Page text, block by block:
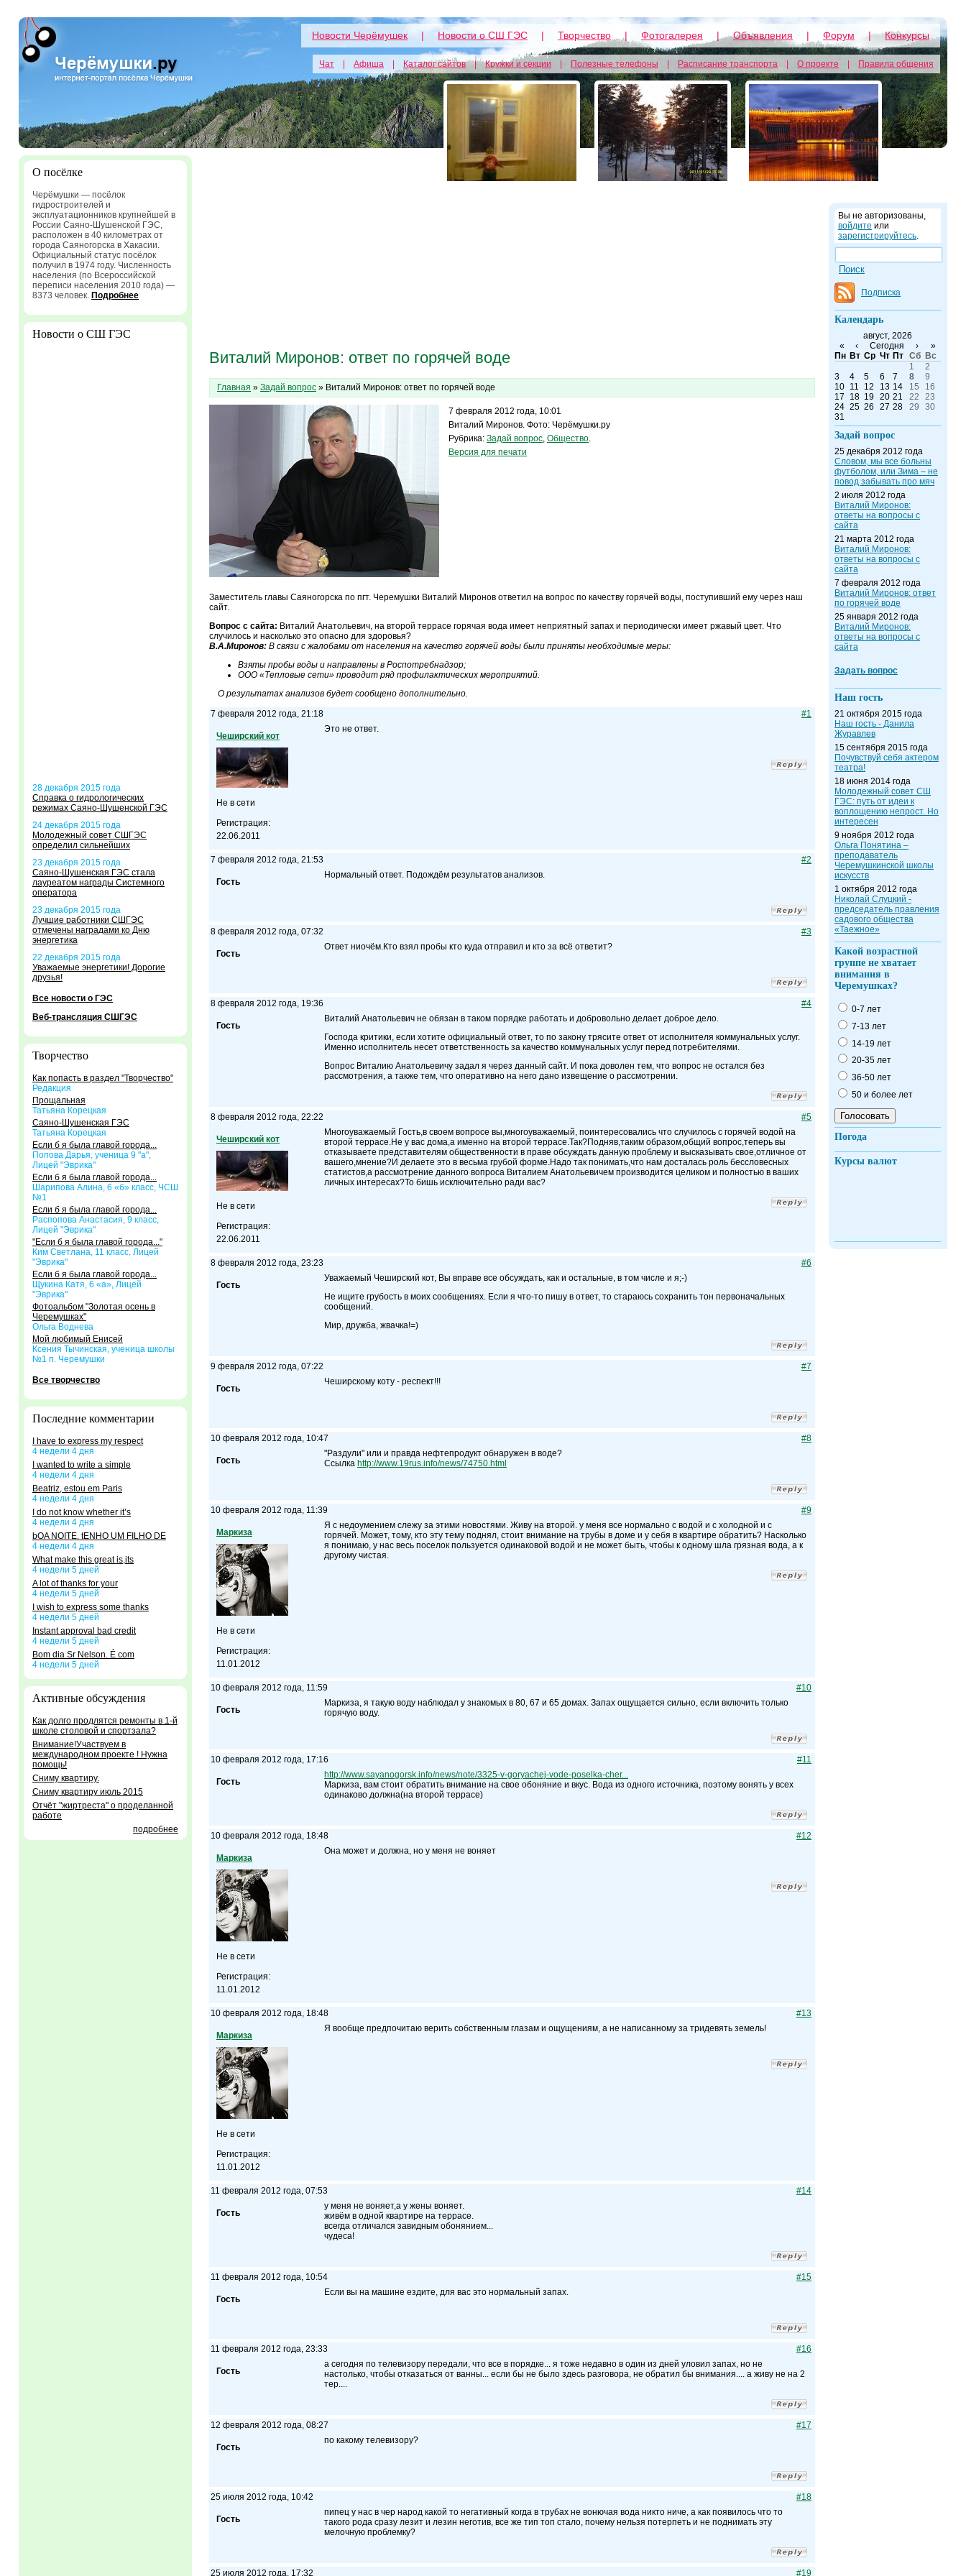
Новости Черёмушек | Новости о СШ ГЭС | Творчество | Фотогалерея | Объявления | Форум | Конкурсы
Чат Афиша Каталог сайтов | Кружки и секции Полезные телефоны Расписание транспорта О проекте Правила общения
Вы не авторизованы,
войдите или
зарегистрируйтесь.
Подписка
Календарь
август, 2026
«
‹ Сегодня ›
»
Пн Вт Ср Чт Пт Сб Вс
1
2
3
4 5 6 7 8
9
10 11 12 13 14 15
16
17
18 19 20 21 22
23
24 25 26 27 28 29
30
31
Задай вопрос
25 декабря 2012 года
Словом, мы все больны
футболом, или Зима – не
повод забывать про мяч
2 июля 2012 года
Виталий Миронов:
ответы на вопросы с
сайта
21 марта 2012 года
Виталий Миронов:
ответы на вопросы с
сайта
7 февраля 2012 года
Виталий Миронов: ответ
по горячей воде
25 января 2012 года
Виталий Миронов:
ответы на вопросы с
сайта
Задать вопрос
Наш гость
21 октября 2015 года
Наш гость - Данила
Журавлев
15 сентября 2015 года
Почувствуй себя актером
театра!
18 июня 2014 года
Молодежный совет СШ
ГЭС: путь от идеи к
воплощению непрост. Но
интересен
9 ноября 2012 года
Ольга Понятина –
преподаватель
Черемушкинской школы
искусств
1 октября 2012 года
Николай Слуцкий -
председатель правления
садового общества
«Таежное»
Какой возрастной
группе не хватает
внимания в
Черемушках?
0-7 лет
7-13 лет
14-19 лет
20-35 лет
36-50 лет
50 и более лет
Погода
Курсы валют
О посёлке
Черёмушки — посёлок
гидростроителей и
эксплуатационников крупнейшей в
России Саяно-Шушенской ГЭС,
расположен в 40 километрах от
города Саяногорска в Хакасии.
Официальный статус посёлок
получил в 1974 году. Численность
населения (по Всероссийской
переписи населения 2010 года) —
8373 человек. Подробнее
Новости о СШ ГЭС
28 декабря 2015 года
Справка о гидрологических
режимах Саяно-Шушенской ГЭС
24 декабря 2015 года
Молодежный совет СШГЭС
определил сильнейших
23 декабря 2015 года
Саяно-Шушенская ГЭС стала
лауреатом награды Системного
оператора
23 декабря 2015 года
Лучшие работники СШГЭС
отмечены наградами ко Дню
энергетика
22 декабря 2015 года
Уважаемые энергетики! Дорогие
друзья!
Все новости о ГЭС
Веб-трансляция СШГЭС
Творчество
Как попасть в раздел "Творчество"
Редакция
Прощальная
Татьяна Корецкая
Саяно-Шушенская ГЭС
Татьяна Корецкая
Если б я была главой города...
Попова Дарья, ученица 9 "а",
Лицей "Эврика"
Если б я была главой города...
Шарипова Алина, 6 «б» класс, ЧСШ
№1
Если б я была главой города...
Распопова Анастасия, 9 класс,
Лицей "Эврика"
"Если б я была главой города..."
Ким Светлана, 11 класс, Лицей
"Эврика"
Если б я была главой города...
Щукина Катя, 6 «а», Лицей
"Эврика"
Фотоальбом "Золотая осень в
Черемушках"
Ольга Воднева
Мой любимый Енисей
Ксения Тычинская, ученица школы
№1 п. Черемушки
Все творчество
Последние комментарии
I have to express my respect
4 недели 4 дня
I wanted to write a simple
4 недели 4 дня
Beatriz, estou em Paris
4 недели 4 дня
I do not know whether it’s
4 недели 4 дня
bOA NOITE. tENHO UM FILHO DE
4 недели 4 дня
What make this great is,its
4 недели 5 дней
A lot of thanks for your
4 недели 5 дней
I wish to express some thanks
4 недели 5 дней
Instant approval bad credit
4 недели 5 дней
Bom dia Sr Nelson. É com
4 недели 5 дней
Активные обсуждения
Как долго продлятся ремонты в 1-й
школе столовой и спортзала?
Внимание!Участвуем в
международном проекте ! Нужна
помощь!
Сниму квартиру.
Сниму квартиру июль 2015
Отчёт "жиртреста" о проделанной
работе
подробнее
Виталий Миронов: ответ по горячей воде
Главная » Задай вопрос » Виталий Миронов: ответ по горячей воде
7 февраля 2012 года, 10:01
Виталий Миронов. Фото: Черёмушки.ру
Рубрика: Задай вопрос, Общество.
Версия для печати
Заместитель главы Саяногорска по пгт. Черемушки Виталий Миронов ответил на вопрос по качеству горячей воды, поступивший ему через наш
сайт.
Вопрос с сайта: Виталий Анатольевич, на второй террасе горячая вода имеет неприятный запах и периодически имеет ржавый цвет. Что
случилось и насколько это опасно для здоровья?
В.А.Миронов: В связи с жалобами от населения на качество горячей воды были приняты необходимые меры:
Взяты пробы воды и направлены в Роспотребнадзор;
ООО «Тепловые сети» проводит ряд профилактических мероприятий.
О результатах анализов будет сообщено дополнительно.
7 февраля 2012 года, 21:18
#1
Чеширский кот
Не в сети
Регистрация:
22.06.2011
Это не ответ.
7 февраля 2012 года, 21:53 #2
Гость
Нормальный ответ. Подождём результатов анализов.
8 февраля 2012 года, 07:32 #3
Гость
Ответ ниочём.Кто взял пробы кто куда отправил и кто за всё ответит?
8 февраля 2012 года, 19:36 #4
Гость
Виталий Анатольевич не обязан в таком порядке работать и добровольно делает доброе дело.
Господа критики, если хотите официальный ответ, то по закону трясите ответ от исполнителя коммунальных услуг.
Именно исполнитель несет ответственность за качество коммунальных услуг перед потребителями.
Вопрос Виталию Анатольевичу задал я через данный сайт. И пока доволен тем, что вопрос не остался без
рассмотрения, а также тем, что оперативно на него дано извещение о рассмотрении.
8 февраля 2012 года, 22:22 #5
Чеширский кот
Не в сети
Регистрация:
22.06.2011
Многоуважаемый Гость,в своем вопросе вы,многоуважаемый, поинтересовались что случилось с горячей водой на
второй террасе.Не у вас дома,а именно на второй террасе.Так?Подняв,таким образом,общий вопрос,теперь вы
отказываете представителям общественности в праве обсуждать данную проблему и высказывать свое,отличное от
вашего,мнение?И делаете это в весьма грубой форме.Надо так понимать,что нам досталась роль бессловесных
статистов,а рассмотрение данного вопроса Виталием Анатольевичем производится целиком и полностью в ваших
личных интересах?То бишь исключительно ради вас?
8 февраля 2012 года, 23:23 #6
Гость
Уважаемый Чеширский кот, Вы вправе все обсуждать, как и остальные, в том числе и я;-)
Не ищите грубость в моих сообщениях. Если я что-то пишу в ответ, то стараюсь сохранить тон первоначальных
сообщений.
Мир, дружба, жвачка!=)
9 февраля 2012 года, 07:22 #7
Гость
Чеширскому коту - респект!!!
10 февраля 2012 года, 10:47 #8
Гость
"Раздули" или и правда нефтепродукт обнаружен в воде?
Ссылка http://www.19rus.info/news/74750.html
10 февраля 2012 года, 11:39 #9
Маркиза
Не в сети
Регистрация:
11.01.2012
Я с недоумением слежу за этими новостями. Живу на второй. у меня все нормально с водой и с холодной и с
горячей. Может, тому, кто эту тему поднял, стоит внимание на трубы в доме и у себя в квартире обратить? Насколько
я понимаю, у нас весь поселок пользуется одинаковой водой и не может быть, чтобы к одному шла грязная вода, а к
другому чистая.
10 февраля 2012 года, 11:59 #10
Гость
Маркиза, я такую воду наблюдал у знакомых в 80, 67 и 65 домах. Запах ощущается сильно, если включить только
горячую воду.
10 февраля 2012 года, 17:16 #11
Гость
http://www.sayanogorsk.info/news/note/3325-v-goryachej-vode-poselka-cher...
Маркиза, вам стоит обратить внимание на свое обоняние и вкус. Вода из одного источника, поэтому вонять у всех
одинаково должна(на второй террасе)
10 февраля 2012 года, 18:48 #12
Маркиза
Не в сети
Регистрация:
11.01.2012
Она может и должна, но у меня не воняет
10 февраля 2012 года, 18:48 #13
Маркиза
Не в сети
Регистрация:
11.01.2012
Я вообще предпочитаю верить собственным глазам и ощущениям, а не написанному за тридевять земель!
11 февраля 2012 года, 07:53 #14
Гость
у меня не воняет,а у жены воняет.
живём в одной квартире на террасе.
всегда отличался завидным обонянием...
чудеса!
11 февраля 2012 года, 10:54 #15
Гость
Если вы на машине ездите, для вас это нормальный запах.
11 февраля 2012 года, 23:33 #16
Гость
а сегодня по телевизору передали, что все в порядке... я тоже недавно в один из дней уловил запах, но не
настолько, чтобы отказаться от ванны... если бы не было здесь разговора, не обратил бы внимания.... а живу не на 2
тер....
12 февраля 2012 года, 08:27 #17
Гость
по какому телевизору?
25 июля 2012 года, 10:42 #18
Гость
пипец у нас в чер народ какой то негативный когда в трубах не вонючая вода никто ниче, а как появилось что то
такого рода сразу лезит и лезин неготив, все же тип топ стало, почему нельзя потерпеть и не поднимать эту
мелочную проблемку?
25 июля 2012 года, 17:32 #19